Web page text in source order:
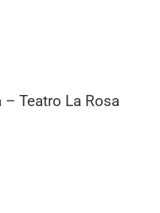
Teatro La Rosa